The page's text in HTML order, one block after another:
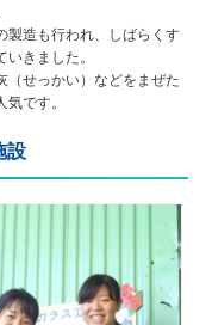
製造も行われ、しばらくす
きました。
（せっかい）などをまぜた
です。
設